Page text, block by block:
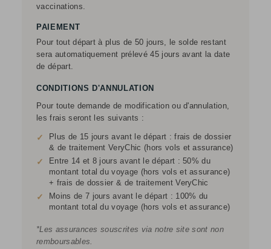
vaccinations.
PAIEMENT
Pour tout départ à plus de 50 jours, le solde restant
sera automatiquement prélevé 45 jours avant la date
de départ.
CONDITIONS D'ANNULATION
Pour toute demande de modification ou d'annulation,
les frais seront les suivants :
✓
Plus de 15 jours avant le départ : frais de dossier
& de traitement VeryChic (hors vols et assurance)
✓
Entre 14 et 8 jours avant le départ : 50% du
montant total du voyage (hors vols et assurance)
+ frais de dossier & de traitement VeryChic
✓
Moins de 7 jours avant le départ : 100% du
montant total du voyage (hors vols et assurance)
*Les assurances souscrites via notre site sont non
remboursables.